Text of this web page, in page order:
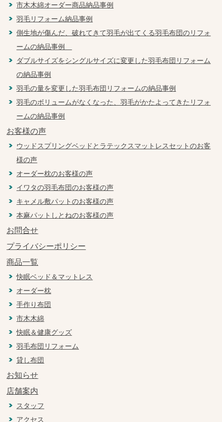
市木木綿オーダー商品納品事例
羽毛リフォーム納品事例
側生地が傷んだ、破れてきて羽毛が出てくる羽毛布団のリフォ
ームの納品事例
ダブルサイズをシングルサイズに変更した羽毛布団リフォーム
の納品事例
羽毛の量を変更した羽毛布団リフォームの納品事例
羽毛のボリュームがなくなった、羽毛がかたよってきたリフォ
ームの納品事例
お客様の声
ウッドスプリングベッドとラテックスマットレスセットのお客
様の声
オーダー枕のお客様の声
イワタの羽毛布団のお客様の声
キャメル敷パットのお客様の声
本麻パットしとねのお客様の声
お問合せ
プライバシーポリシー
商品一覧
快眠ベッド＆マットレス
オーダー枕
手作り布団
市木木綿
快眠＆健康グッズ
羽毛布団リフォーム
貸し布団
お知らせ
店舗案内
スタッフ
アクセス